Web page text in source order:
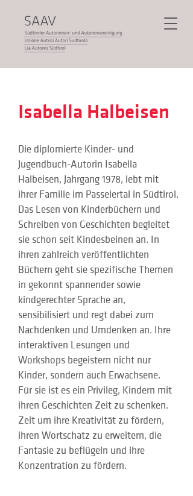
Isabella Halbeisen
Die diplomierte Kinder- und
Jugendbuch-Autorin Isabella
Halbeisen, Jahrgang 1978, lebt mit
ihrer Familie im Passeiertal in Südtirol.
Das Lesen von Kinderbüchern und
Schreiben von Geschichten begleitet
sie schon seit Kindesbeinen an. In
ihren zahlreich veröffentlichten
Büchern geht sie spezifische Themen
in gekonnt spannender sowie
kindgerechter Sprache an,
sensibilisiert und regt dabei zum
Nachdenken und Umdenken an. Ihre
interaktiven Lesungen und
Workshops begeistern nicht nur
Kinder, sondern auch Erwachsene.
Für sie ist es ein Privileg, Kindern mit
ihren Geschichten Zeit zu schenken.
Zeit um ihre Kreativität zu fördern,
ihren Wortschatz zu erweitern, die
Fantasie zu beflügeln und ihre
Konzentration zu fördern.